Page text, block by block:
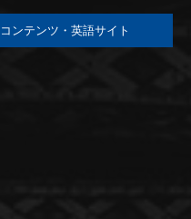
ンテンツ・英語サイト